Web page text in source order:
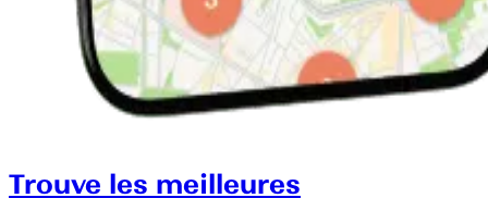
Trouve les meilleures